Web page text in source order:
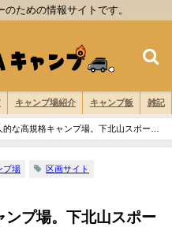
ための情報サイトです。
キャンプ場紹介 キャンプ飯 雑記
的な高規格キャンプ場。下北山スポーツ
プ場 区画サイト
プ場。下北山スポー